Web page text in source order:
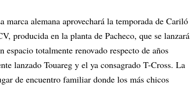
marca alemana aprovechará la temporada de Cariló
producida en la planta de Pacheco, que se lanzará
totalmente renovado respecto de años
lanzado Touareg y el ya consagrado T-Cross. La
de encuentro familiar donde los más chicos